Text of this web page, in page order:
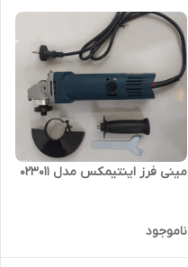
مینی فرز اینتیمکس مدل 023011
ناموجود